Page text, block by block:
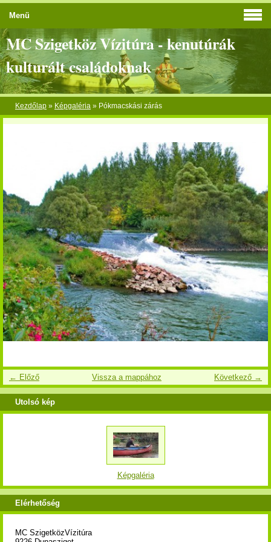
MC Szigetköz Vízitúra - kenutúrák
kulturált családoknak
Kezdőlap » Képgaléria » Pókmacskási zárás
← Előző Következő →
Vissza a mappához
Menü
Utolsó kép
Képgaléria
Elérhetőség
MC SzigetközVízitúra